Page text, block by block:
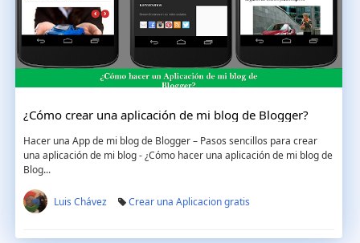
¿Cómo crear una aplicación de mi blog de Blogger?
Hacer una App de mi blog de Blogger – Pasos sencillos para crear
una aplicación de mi blog - ¿Cómo hacer una aplicación de mi blog de
Blog...
Luis Chávez Crear una Aplicacion gratis